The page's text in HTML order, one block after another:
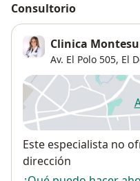
Consultorio
Clinica
Av. El Polo 505, El
Disponibilidad
Este especialista no
dirección